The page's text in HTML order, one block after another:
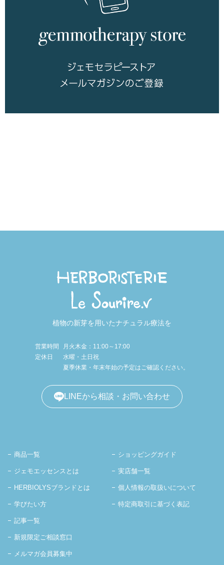
植物の新芽を用いたナチュラル療法を
営業時間
月火木金：11:00～17:00
定休日
水曜・土日祝
夏季休業・年末年始の予定はご確認ください。
LINEから相談・お問い合わせ
商品一覧
ジェモエッセンスとは
HERBIOLYSブランドとは
学びたい方
記事一覧
新規限定ご相談窓口
メルマガ会員募集中
ショッピングガイド
実店舗一覧
個人情報の取扱いについて
特定商取引に基づく表記